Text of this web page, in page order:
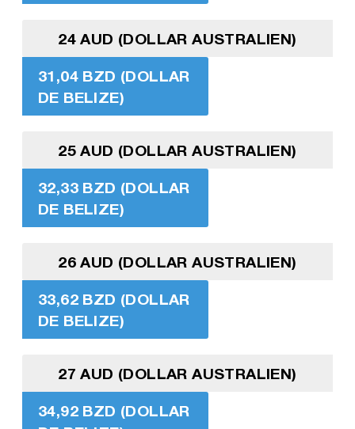
24 AUD (DOLLAR AUSTRALIEN)
31,04 BZD (DOLLAR
DE BELIZE)
25 AUD (DOLLAR AUSTRALIEN)
32,33 BZD (DOLLAR
DE BELIZE)
26 AUD (DOLLAR AUSTRALIEN)
33,62 BZD (DOLLAR
DE BELIZE)
27 AUD (DOLLAR AUSTRALIEN)
34,92 BZD (DOLLAR